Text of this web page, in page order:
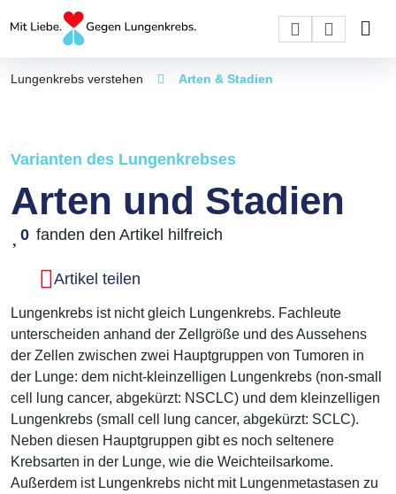
Lungenkrebs verstehen Arten & Stadien
Varianten des Lungenkrebses
Arten und Stadien
0 fanden den Artikel hilfreich
Artikel teilen
Lungenkrebs ist nicht gleich Lungenkrebs. Fachleute
unterscheiden anhand der Zellgröße und des Aussehens
der Zellen zwischen zwei Hauptgruppen von Tumoren in
der Lunge: dem nicht-kleinzelligen Lungenkrebs (non-small
cell lung cancer, abgekürzt: NSCLC) und dem kleinzelligen
Lungenkrebs (small cell lung cancer, abgekürzt: SCLC).
Neben diesen Hauptgruppen gibt es noch seltenere
Krebsarten in der Lunge, wie die Weichteilsarkome.
Außerdem ist Lungenkrebs nicht mit Lungenmetastasen zu